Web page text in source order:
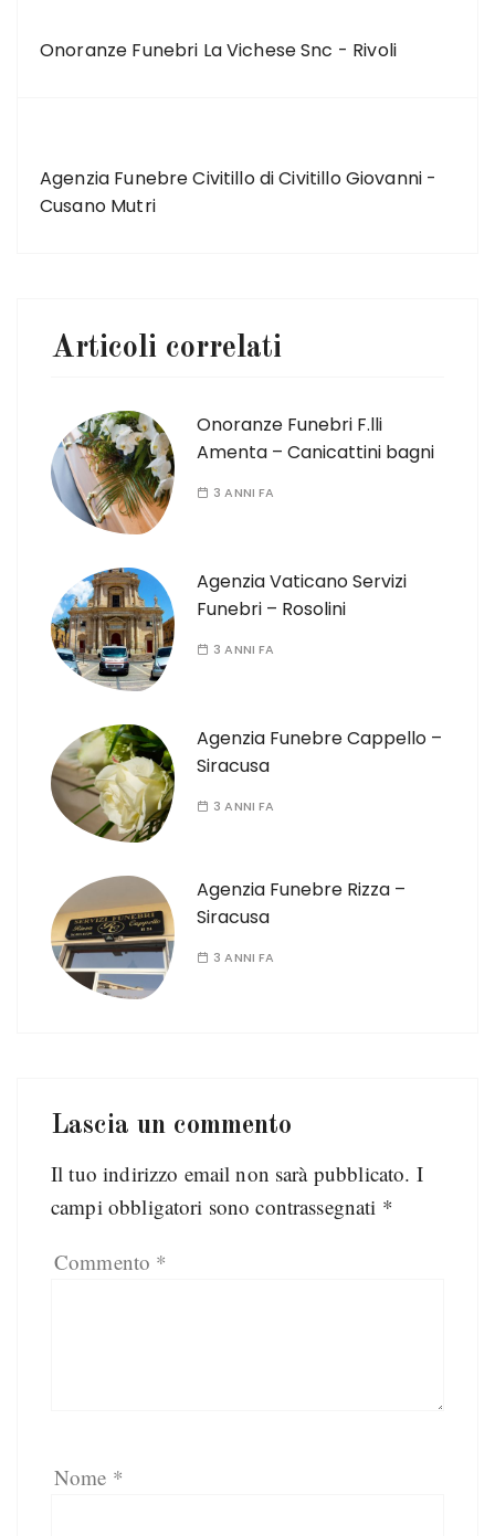
Onoranze Funebri La Vichese Snc - Rivoli
Agenzia Funebre Civitillo di Civitillo Giovanni -
Cusano Mutri
Articoli correlati
Onoranze Funebri F.lli
Amenta – Canicattini bagni
3 ANNI FA
Agenzia Vaticano Servizi
Funebri – Rosolini
3 ANNI FA
Agenzia Funebre Cappello –
Siracusa
3 ANNI FA
Agenzia Funebre Rizza –
Siracusa
3 ANNI FA
Lascia un commento
Il tuo indirizzo email non sarà pubblicato. I
campi obbligatori sono contrassegnati *
Commento *
Nome *